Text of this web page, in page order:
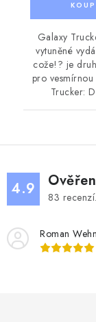
Galaxy
vytuněné
cože!? je
pro
Trucker:
4.9 83 recenzí.
Roman